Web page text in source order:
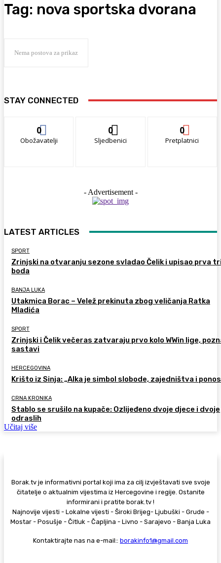
Tag: nova sportska dvorana
Nema postova za prikaz
STAY CONNECTED
0
Obožavatelji
0
Sljedbenici
0
Pretplatnici
- Advertisement -
LATEST ARTICLES
SPORT
Zrinjski na otvaranju sezone svladao Čelik i upisao prva
boda
BANJA LUKA
Utakmica Borac – Velež prekinuta zbog veličanja Ratka
Mladića
SPORT
Zrinjski i Čelik večeras zatvaraju prvo kolo WWin lige,
sastavi
HERCEGOVINA
Krišto iz Sinja: „Alka je simbol slobode, zajedništva i
CRNA KRONIKA
Stablo se srušilo na kupače: Ozlijeđeno dvoje djece i dvoje
odraslih
Učitaj više
Borak.tv je informativni portal koji ima za cilj izvještavati sve svoje
čitatelje o aktualnim vijestima iz Hercegovine i regije. Ostanite
informirani i pratite borak.tv !
Najnovije vijesti - Lokalne vijesti - Široki Brijeg- Ljubuški - Grude -
Mostar - Posušje - Čitluk - Čapljina - Livno - Sarajevo - Banja Luka
Kontaktirajte nas na e-mail:: borakinfo1@gmail.com